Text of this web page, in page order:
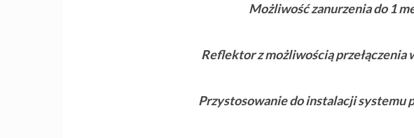
Możliwość zanurzenia do 1
Reflektor z możliwością przełączenia
Przystosowanie do instalacji systemu